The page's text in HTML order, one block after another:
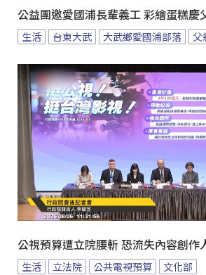
公益團邀愛國浦長輩義工 彩繪蛋糕慶
生活 台東大武 大武鄉愛國浦部落 父
公視預算遭立院腰斬 恐流失內容創作
生活 立法院 公共電視預算 文化部